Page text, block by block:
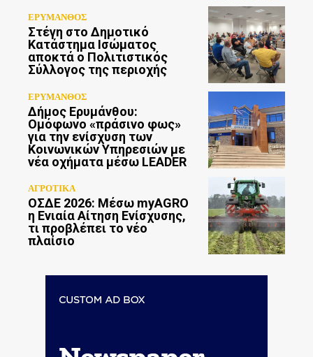
ΕΡΥΜΑΝΘΟΣ
Στέγη στο Δημοτικό
Κατάστημα Ισώματος
αποκτά ο Πολιτιστικός
Σύλλογος της περιοχής
ΕΡΥΜΑΝΘΟΣ
Δήμος Ερυμάνθου:
Ομόφωνο «πράσινο φως»
για την ενίσχυση των
Κοινωνικών Υπηρεσιών με
νέα οχήματα μέσω LEADER
ΑΓΡΟΤΙΚΑ
ΟΣΔΕ 2026: Μέσω myAGRO
η Ενιαία Αίτηση Ενίσχυσης,
τι προβλέπει το νέο
πλαίσιο